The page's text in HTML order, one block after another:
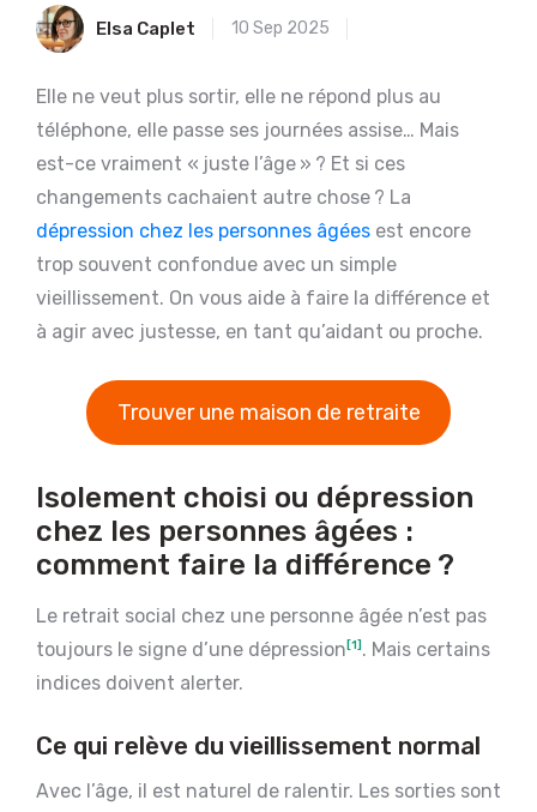
Elsa Caplet 10 Sep 2025
Elle ne veut plus sortir, elle ne répond plus au
téléphone, elle passe ses journées assise… Mais
est-ce vraiment « juste l’âge » ? Et si ces
changements cachaient autre chose ? La
dépression chez les personnes âgées est encore
trop souvent confondue avec un simple
vieillissement. On vous aide à faire la différence et
à agir avec justesse, en tant qu’aidant ou proche.
Trouver une maison de retraite
Isolement choisi ou dépression
chez les personnes âgées :
comment faire la différence ?
Le retrait social chez une personne âgée n’est pas
toujours le signe d’une dépression [1] . Mais certains
indices doivent alerter.
Ce qui relève du vieillissement normal
Avec l’âge, il est naturel de ralentir. Les sorties sont